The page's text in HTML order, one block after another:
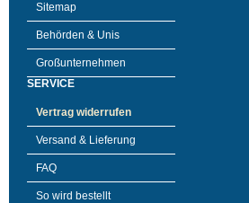
Sitemap
Behörden & Unis
Großunternehmen
SERVICE
Vertrag widerrufen
Versand & Lieferung
FAQ
So wird bestellt